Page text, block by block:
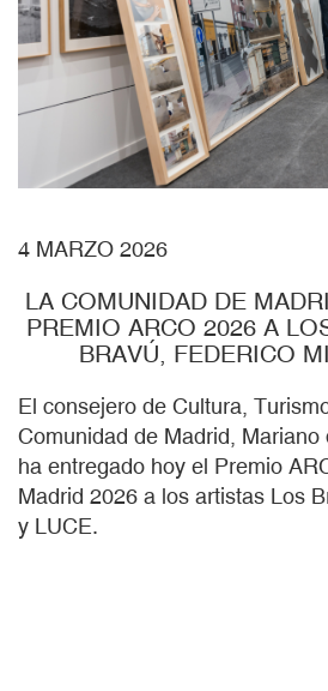
4 MARZO 2026
LA COMUNIDAD DE
PREMIO ARCO 2026 A
BRAVÚ, FEDERICO
El consejero de Cultura,
Comunidad de Madrid, Mariano
ha entregado hoy el Premio
Madrid 2026 a los artistas Los
y LUCE.